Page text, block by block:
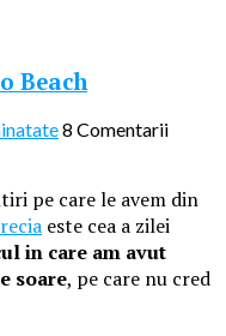
Beach
8 Comentarii
pe care le avem din
este cea a zilei
in care am avut
soare, pe care nu cred